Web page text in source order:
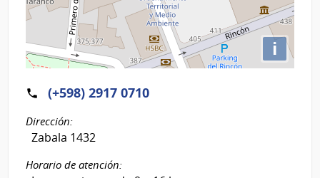
i
(+598) 2917 0710
Dirección:
Zabala 1432
Horario de atención: